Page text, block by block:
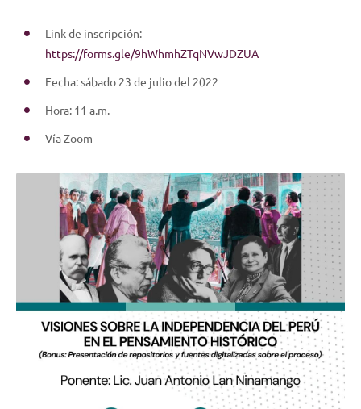
Link de inscripción:
https://forms.gle/9hWhmhZTqNVwJDZUA
Fecha: sábado 23 de julio del 2022
Hora: 11 a.m.
Vía Zoom